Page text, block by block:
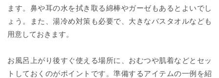
ます。鼻や耳の水を拭き取る綿棒やガーゼもあるとよいでし
ょう。また、湯冷め対策も必要で、大きなバスタオルなども
用意しておきます。
お風呂上がり後すぐ使える場所に、おむつや肌着などとセッ
トしておくのがポイントです。準備するアイテムの一例を紹